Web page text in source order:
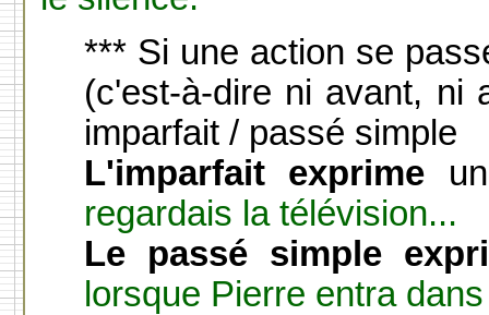
*** Si une action se
(c'est-à-dire ni avant, ni
imparfait / passé simple
L'imparfait exprime
regardais la télévision...
Le passé simple
lorsque Pierre entra